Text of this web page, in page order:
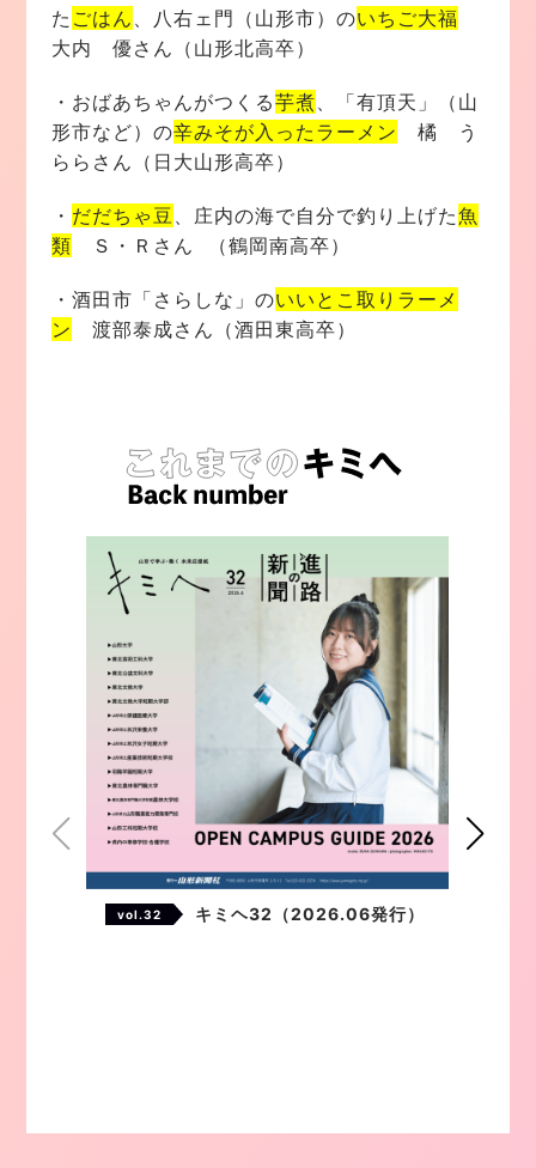
た ごはん 、八右ェ門（山形市）のいちご大福
大内 優さん（山形北高卒）
・おばあちゃんがつくる芋煮 、「有頂天」（山
形市など）の辛みそが入ったラーメン 橘 う
ららさん（日大山形高卒）
・ だだちゃ豆 、庄内の海で自分で釣り上げた魚
類 Ｓ・Ｒさん （鶴岡南高卒）
・酒田市「さらしな」のいいとこ取りラーメ
ン 渡部泰成さん（酒田東高卒）
vol.32 キミヘ32（2026.06発行）